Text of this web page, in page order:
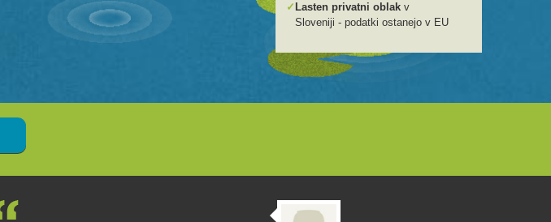
✓ Lasten privatni oblak v
Sloveniji - podatki ostanejo v EU